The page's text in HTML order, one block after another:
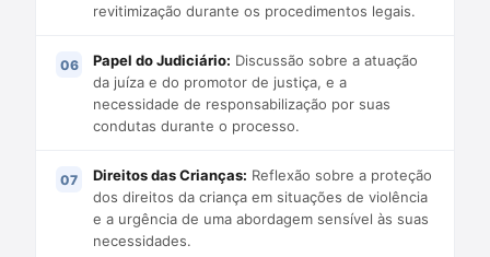
revitimização durante os procedimentos legais.
Papel do Judiciário: Discussão sobre a atuação
da juíza e do promotor de justiça, e a
necessidade de responsabilização por suas
condutas durante o processo.
Direitos das Crianças: Reflexão sobre a proteção
dos direitos da criança em situações de violência
e a urgência de uma abordagem sensível às suas
necessidades.